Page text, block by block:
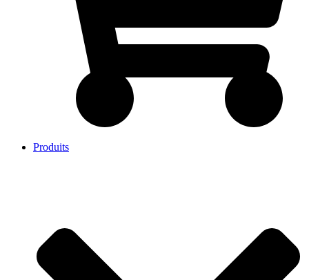
Produits